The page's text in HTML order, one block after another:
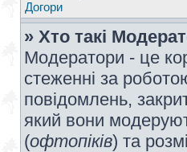
Догори
» Хто такі
Модератори - це
стеженні за
повідомлень,
який вони
(офтопіків) та